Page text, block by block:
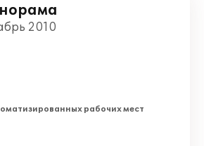
2010
рабочих мест